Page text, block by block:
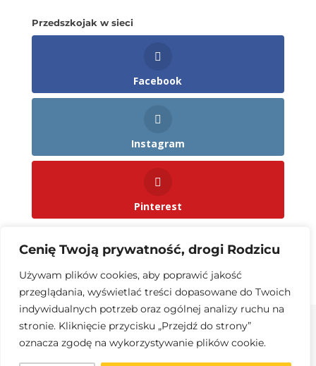
Cenię Twoją prywatność, drogi Rodzicu
Używam plików cookies, aby poprawić jakość
przeglądania, wyświetlać treści dopasowane do Twoich
indywidualnych potrzeb oraz ogólnej analizy ruchu na
stronie. Kliknięcie przycisku „Przejdź do strony”
oznacza zgodę na wykorzystywanie plików cookie.
Przedszkojak w sieci
Facebook
Instagram
Pinterest
Zasubskrybuj Przedszkojaka
Polityka prywatności
Regulamin
Regulamin newslettera